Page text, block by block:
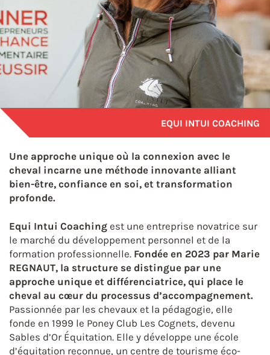
EQUI INTUI COACHING
Une approche unique où la connexion avec le
cheval incarne une méthode innovante alliant
bien-être, confiance en soi, et transformation
profonde.
Equi Intui Coaching est une entreprise novatrice sur
le marché du développement personnel et de la
formation professionnelle. Fondée en 2023 par Marie
REGNAUT, la structure se distingue par une
approche unique et différenciatrice, qui place le
cheval au cœur du processus d’accompagnement.
Passionnée par les chevaux et la pédagogie, elle
fonde en 1999 le Poney Club Les Cognets, devenu
Sables d’Or Équitation. Elle y développe une école
d’équitation reconnue, un centre de tourisme éco-